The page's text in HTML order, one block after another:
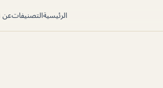
الرئيسيةالتصنيفاتعن